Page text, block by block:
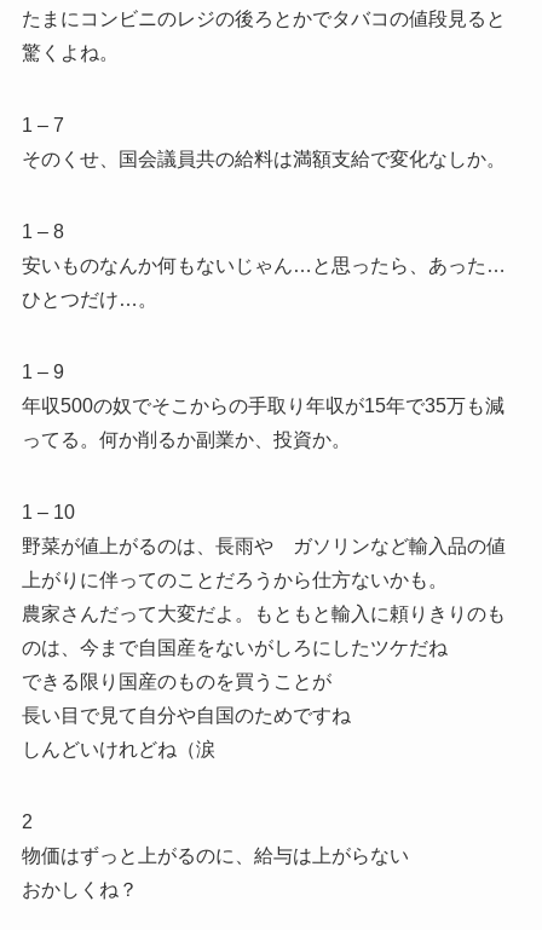
たまにコンビニのレジの後ろとかでタバコの値段見ると
驚くよね。
1 – 7
そのくせ、国会議員共の給料は満額支給で変化なしか。
1 – 8
安いものなんか何もないじゃん…と思ったら、あった…
ひとつだけ…。
1 – 9
年収500の奴でそこからの手取り年収が15年で35万も減
ってる。何か削るか副業か、投資か。
1 – 10
野菜が値上がるのは、長雨や ガソリンなど輸入品の値
上がりに伴ってのことだろうから仕方ないかも。
農家さんだって大変だよ。もともと輸入に頼りきりのも
のは、今まで自国産をないがしろにしたツケだね
できる限り国産のものを買うことが
長い目で見て自分や自国のためですね
しんどいけれどね（涙
2
物価はずっと上がるのに、給与は上がらない
おかしくね？